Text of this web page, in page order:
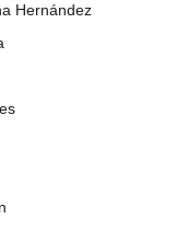
Hernández